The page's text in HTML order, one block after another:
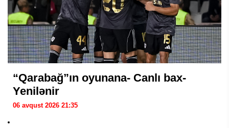
“Qarabağ”ın oyunana- Canlı bax-
Yenilənir
06 avqust 2026 21:35